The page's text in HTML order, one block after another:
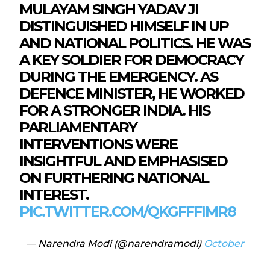
MULAYAM SINGH YADAV JI
DISTINGUISHED HIMSELF IN UP
AND NATIONAL POLITICS. HE WAS
A KEY SOLDIER FOR DEMOCRACY
DURING THE EMERGENCY. AS
DEFENCE MINISTER, HE WORKED
FOR A STRONGER INDIA. HIS
PARLIAMENTARY
INTERVENTIONS WERE
INSIGHTFUL AND EMPHASISED
ON FURTHERING NATIONAL
INTEREST.
PIC.TWITTER.COM/QKGFFFIMR8
— Narendra Modi (@narendramodi) October